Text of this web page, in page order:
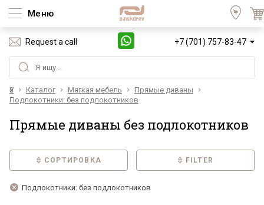
Меню
Request a call +7 (701) 757-83-47
Үй Каталог Мягкая мебель
Прямые диваны
Подлокотники: без подлокотников
Прямые диваны без подлокотников
СОРТИРОВКА FILTER
Подлокотники: без подлокотников